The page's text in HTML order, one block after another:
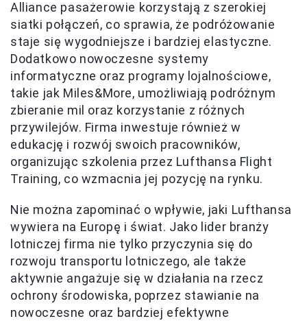
Alliance pasażerowie korzystają z szerokiej
siatki połączeń, co sprawia, że podróżowanie
staje się wygodniejsze i bardziej elastyczne.
Dodatkowo nowoczesne systemy
informatyczne oraz programy lojalnościowe,
takie jak Miles&More, umożliwiają podróżnym
zbieranie mil oraz korzystanie z różnych
przywilejów. Firma inwestuje również w
edukację i rozwój swoich pracowników,
organizując szkolenia przez Lufthansa Flight
Training, co wzmacnia jej pozycję na rynku.
Nie można zapominać o wpływie, jaki Lufthansa
wywiera na Europę i świat. Jako lider branży
lotniczej firma nie tylko przyczynia się do
rozwoju transportu lotniczego, ale także
aktywnie angażuje się w działania na rzecz
ochrony środowiska, poprzez stawianie na
nowoczesne oraz bardziej efektywne